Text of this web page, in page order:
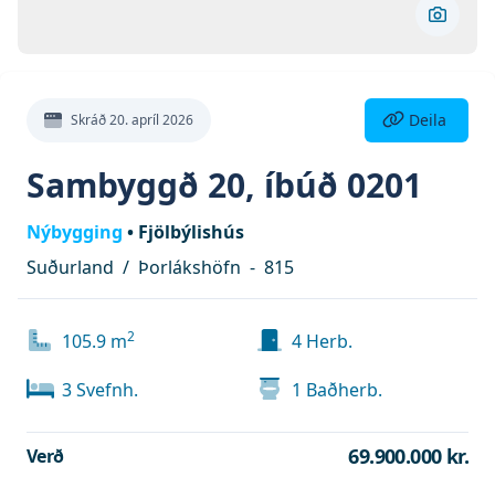
Skoða
Skráð20. apríl 2026 Deila eign
Deila
Sambyggð 20, íbúð 0201
Nýbygging • Fjölbýlishús
Suðurland / Þorlákshöfn - 815
105.9 m2 4 Herb.
3Svefnh. 1 Baðherb.
Verð 69.900.000 kr.